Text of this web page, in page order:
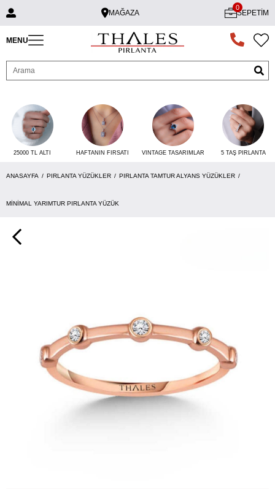
MAĞAZA SEPETIM
0
MENU
25000 TL ALTI HAFTANIN FIRSATI VINTAGE TASARIMLAR 5 TAŞ PIRLANTA
ANASAYFA PIRLANTA YÜZÜKLER PIRLANTA TAMTUR ALYANS YÜZÜKLER
MINIMAL YARIMTUR PIRLANTA YÜZÜK